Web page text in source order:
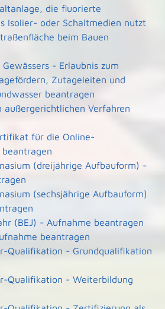
die fluorierte
Isolier- oder Schaltmedien nutzt
beim Bauen
- Erlaubnis zum
Zutageleiten und
beantragen
außergerichtlichen Verfahren
für die Online-
(dreijährige Aufbauform) -
(sechsjährige Aufbauform)
(BEJ) - Aufnahme beantragen
beantragen
Qualifikation - Grundqualifikation
Qualifikation - Weiterbildung